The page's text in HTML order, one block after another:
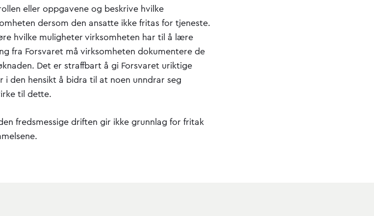
eller oppgavene og beskrive hvilke
dersom den ansatte ikke fritas for tjeneste.
hvilke muligheter virksomheten har til å lære
fra Forsvaret må virksomheten dokumentere de
Det er straffbart å gi Forsvaret uriktige
i den hensikt å bidra til at noen unndrar seg
til dette.
fredsmessige driften gir ikke grunnlag for fritak